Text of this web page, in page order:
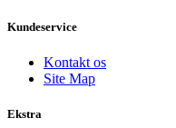
Kundeservice
Kontakt os
Site Map
Ekstra